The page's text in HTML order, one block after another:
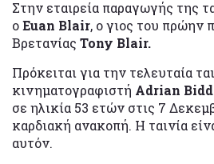
Στην εταιρεία παραγωγής της
οEuan Blair, ο γιος του
Βρετανίας Tony Blair.
Πρόκειται για την τελευταία
κινηματογραφιστή Adrian
σε ηλικία 53 ετών στις 7
καρδιακή ανακοπή. Η ταινία
αυτόν.